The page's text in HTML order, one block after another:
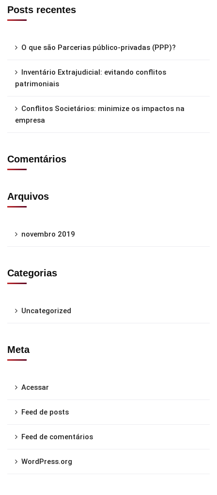
Posts recentes
O que são Parcerias público-privadas (PPP)?
Inventário Extrajudicial: evitando conflitos
patrimoniais
Conflitos Societários: minimize os impactos na
empresa
Comentários
Arquivos
novembro 2019
Categorias
Uncategorized
Meta
Acessar
Feed de posts
Feed de comentários
WordPress.org